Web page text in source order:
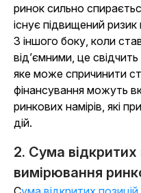
ринок сильно
існує підвищений
З іншого боку, коли
від’ємними, це
яке може спричинити
фінансування можуть
ринкових намірів, які
дій.
2. Сума
вимірювання